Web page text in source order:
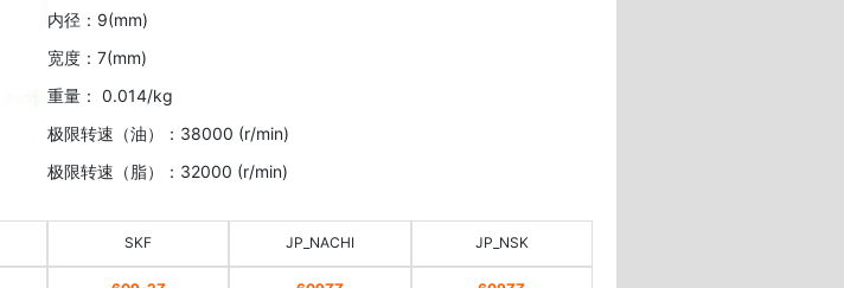
内径：9(mm)
宽度：7(mm)
重量： 0.014/kg
极限转速（油）：38000 (r/min)
极限转速（脂）：32000 (r/min)
SKF JP_NACHI JP_NSK